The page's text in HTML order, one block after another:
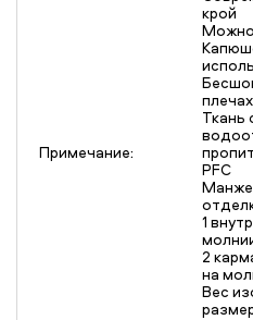
Примечание:
крой
Можно
плечах
Ткань
PFC
1
2
на
Вес